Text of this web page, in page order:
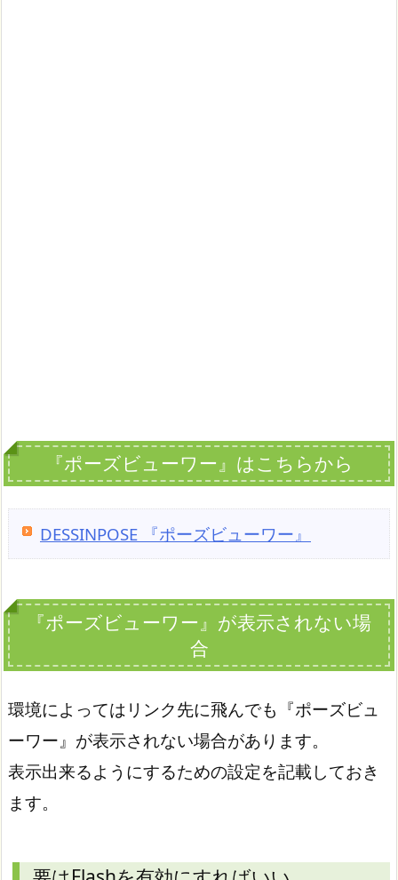
『ポーズビューワー』はこちらから
DESSINPOSE 『ポーズビューワー』
『ポーズビューワー』が表示されない場
合
環境によってはリンク先に飛んでも『ポーズビュ
ーワー』が表示されない場合があります。
表示出来るようにするための設定を記載しておき
ます。